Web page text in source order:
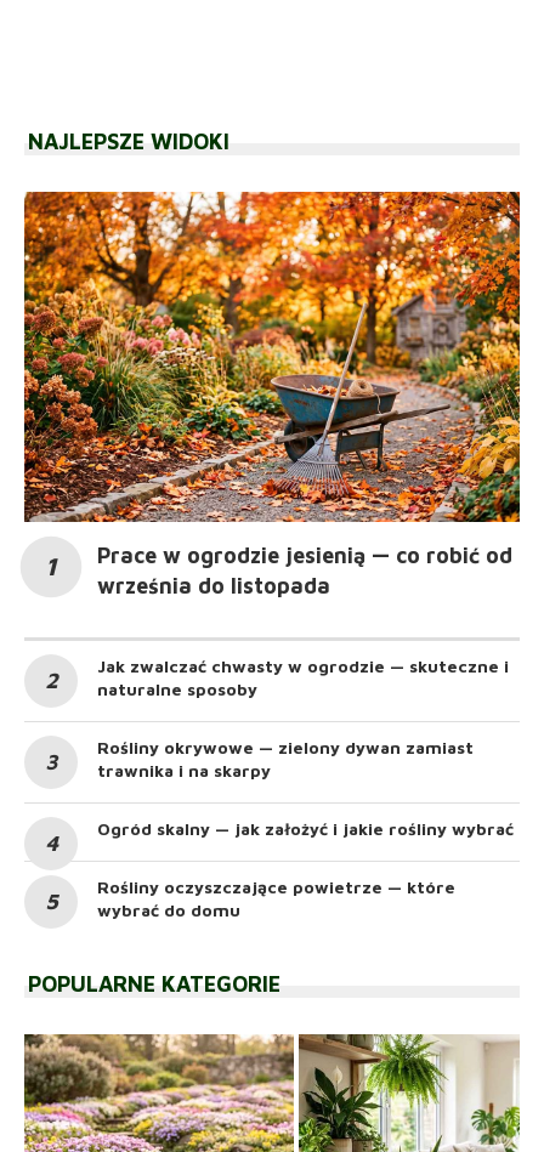
NAJLEPSZE WIDOKI
Prace w ogrodzie jesienią — co robić od
września do listopada
Jak zwalczać chwasty w ogrodzie — skuteczne i
naturalne sposoby
Rośliny okrywowe — zielony dywan zamiast
trawnika i na skarpy
Ogród skalny — jak założyć i jakie rośliny wybrać
Rośliny oczyszczające powietrze — które
wybrać do domu
POPULARNE KATEGORIE